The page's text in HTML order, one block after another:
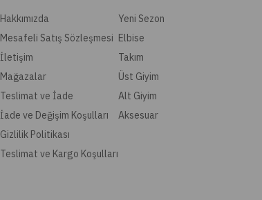
Hakkımızda
Mesafeli Satış Sözleşmesi
İletişim
Mağazalar
Teslimat ve İade
İade ve Değişim Koşulları
Gizlilik Politikası
Teslimat ve Kargo Koşulları
Yeni Sezon
Elbise
Takım
Üst Giyim
Alt Giyim
Aksesuar